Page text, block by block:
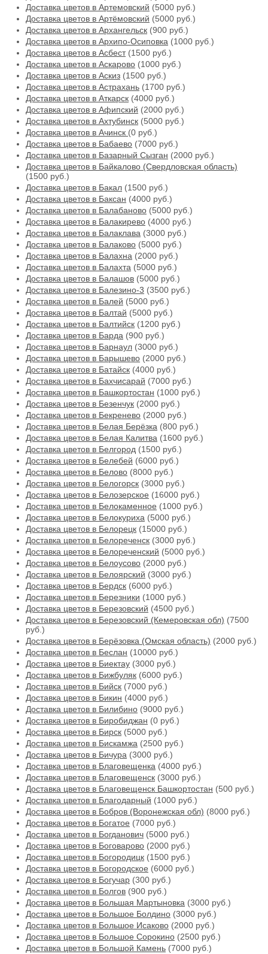
Доставка цветов в Артемовский (5000 руб.)
Доставка цветов в Артёмовский (5000 руб.)
Доставка цветов в Архангельск (900 руб.)
Доставка цветов в Архипо-Осиповка (1000 руб.)
Доставка цветов в Асбест(1500 руб.)
Доставка цветов в Аскарово (1000 руб.)
Доставка цветов в Аскиз (1500 руб.)
Доставка цветов в Астрахань (1700 руб.)
Доставка цветов в Аткарск (4000 руб.)
Доставка цветов в Афипский (2000 руб.)
Доставка цветов в Ахтубинск (5000 руб.)
Доставка цветов в Ачинск (0 руб.)
Доставка цветов в Бабаево (7000 руб.)
Доставка цветов в Базарный Сызган (2000 руб.)
Доставка цветов в Байкалово (Свердловская область)
(1500 руб.)
Доставка цветов в Бакал (1500 руб.)
Доставка цветов в Баксан (4000 руб.)
Доставка цветов в Балабаново (5000 руб.)
Доставка цветов в Балакирево (4000 руб.)
Доставка цветов в Балаклава (3000 руб.)
Доставка цветов в Балаково (5000 руб.)
Доставка цветов в Балахна (2000 руб.)
Доставка цветов в Балахта (5000 руб.)
Доставка цветов в Балашов (5000 руб.)
Доставка цветов в Балезино-3 (3500 руб.)
Доставка цветов в Балей (5000 руб.)
Доставка цветов в Балтай (5000 руб.)
Доставка цветов в Балтийск (1200 руб.)
Доставка цветов в Барда (900 руб.)
Доставка цветов в Барнаул (3000 руб.)
Доставка цветов в Барышево (2000 руб.)
Доставка цветов в Батайск (4000 руб.)
Доставка цветов в Бахчисарай (7000 руб.)
Доставка цветов в Башкортостан (1000 руб.)
Доставка цветов в Безенчук (2000 руб.)
Доставка цветов в Бекренево (2000 руб.)
Доставка цветов в Белая Берёзка (800 руб.)
Доставка цветов в Белая Калитва (1600 руб.)
Доставка цветов в Белгород (1500 руб.)
Доставка цветов в Белебей (6000 руб.)
Доставка цветов в Белово (8000 руб.)
Доставка цветов в Белогорск (3000 руб.)
Доставка цветов в Белозерское (16000 руб.)
Доставка цветов в Белокаменное (1000 руб.)
Доставка цветов в Белокуриха (5000 руб.)
Доставка цветов в Белорецк (15000 руб.)
Доставка цветов в Белореченск (3000 руб.)
Доставка цветов в Белореченский (5000 руб.)
Доставка цветов в Белоусово (2000 руб.)
Доставка цветов в Белоярский (3000 руб.)
Доставка цветов в Бердск (6000 руб.)
Доставка цветов в Березники (1000 руб.)
Доставка цветов в Березовский (4500 руб.)
Доставка цветов в Березовский (Кемеровская обл) (7500
руб.)
Доставка цветов в Берёзовка (Омская область) (2000 руб.)
Доставка цветов в Беслан (10000 руб.)
Доставка цветов в Биектау (3000 руб.)
Доставка цветов в Бижбуляк (6000 руб.)
Доставка цветов в Бийск (7000 руб.)
Доставка цветов в Бикин (4000 руб.)
Доставка цветов в Билибино (9000 руб.)
Доставка цветов в Биробиджан (0 руб.)
Доставка цветов в Бирск (5000 руб.)
Доставка цветов в Бискамжа (2500 руб.)
Доставка цветов в Бичура (3000 руб.)
Доставка цветов в Благовещенка (4000 руб.)
Доставка цветов в Благовещенск (3000 руб.)
Доставка цветов в Благовещенск Башкортостан (500 руб.)
Доставка цветов в Благодарный (1000 руб.)
Доставка цветов в Бобров (Воронежская обл) (8000 руб.)
Доставка цветов в Богатое (7000 руб.)
Доставка цветов в Богданович (5000 руб.)
Доставка цветов в Боговарово (2000 руб.)
Доставка цветов в Богородицк (1500 руб.)
Доставка цветов в Богородское (6000 руб.)
Доставка цветов в Богучар (300 руб.)
Доставка цветов в Болгов (900 руб.)
Доставка цветов в Большая Мартыновка (3000 руб.)
Доставка цветов в Большое Болдино (3000 руб.)
Доставка цветов в Большое Исаково (2000 руб.)
Доставка цветов в Большое Сорокино (2500 руб.)
Доставка цветов в Большой Камень (7000 руб.)